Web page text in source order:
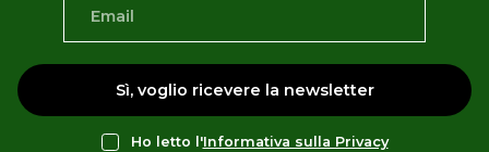
Sì, voglio ricevere la newsletter
Ho letto l'Informativa sulla Privacy